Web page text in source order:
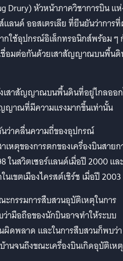
Drury) หัวหน้าภาควิชาการบิน แ
ลนด์ ออสเตรเลีย ที่ยืนยันว่าการ
กใช้อุปกรณ์อิเล็กทรอนิกส์พร้อม ๆ
ชื่อมต่อกันด้วยเสาสัญญาณบนพื้น
เสาสัญญาณบนพื้นดินที่อยู่ไกลออ
ญาณที่มีความแรงมากขึ้นเท่านั้น
นว่าคลื่นความถี่ของอุปกรณ์
เหตุของการตกของเครื่องบินสายก
ในสวิตเซอร์แลนด์เมื่อปี 2000 แล
เขตเมืองไครสต์เชิร์ช เมื่อปี 2003
กรรมการสืบสวนอุบัติเหตุในการ
ามือถือของนักบินอาจทำให้ระบบ
ผิดพลาด และในการสืบสวนก็พบว่า
นจนถึงขณะเครื่องบินเกิดอุบัติเหตุ